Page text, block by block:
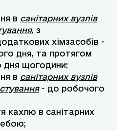
в санітарних вузлів
, з
хімзасобів -
дня, та протягом
дня щогодини;
в санітарних вузлів
- до робочого
кахлю в санітарних